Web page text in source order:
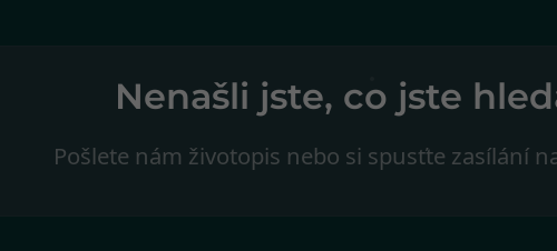
Nenašli jste, co jste
Pošlete nám životopis nebo si spusťte zasílání